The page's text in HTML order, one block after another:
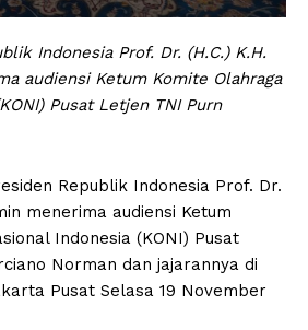
Indonesia Prof. Dr. (H.C.) K.H.
audiensi Ketum Komite Olahraga
Pusat Letjen TNI Purn
Republik Indonesia Prof. Dr.
menerima audiensi Ketum
Indonesia (KONI) Pusat
Norman dan jajarannya di
Pusat Selasa 19 November